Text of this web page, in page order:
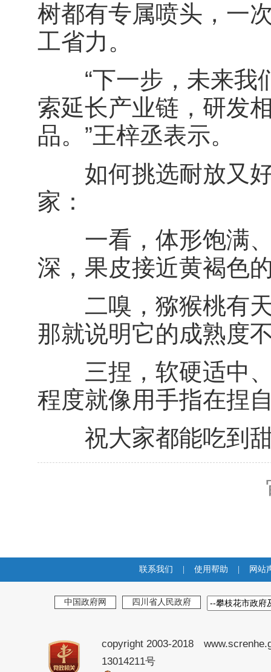
树都有专属喷头，一
工省力。
“下一步，未来我
索延长产业链，研发
品。”王梓丞表示。
如何挑选耐放又好
家：
一看，体形饱满、
深，果皮接近黄褐色
二嗅，猕猴桃有天
那就说明它的成熟度
三捏，软硬适中、
程度就像用手指在捏
祝大家都能吃到甜
联系我们 使用帮助 网站
中国政府网 四川省人民政府
copyright 2003-2018
13014211号